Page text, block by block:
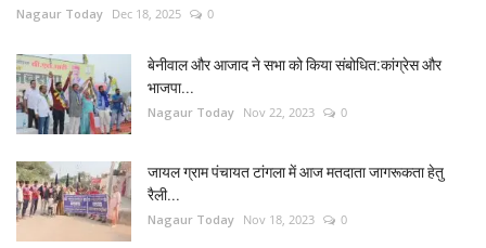
Nagaur Today Dec 18, 2025 0
बेनीवाल और आजाद ने सभा को किया संबोधित:कांग्रेस और
भाजपा...
Nagaur Today Nov 22, 2023 0
जायल ग्राम पंचायत टांगला में आज मतदाता जागरूकता हेतु
रैली...
Nagaur Today Nov 18, 2023 0